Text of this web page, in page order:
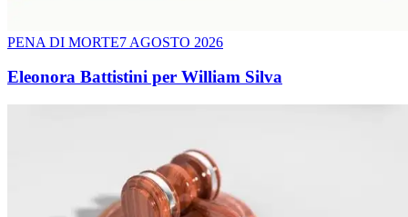
PENA DI MORTE7 AGOSTO 2026
Eleonora Battistini per William Silva